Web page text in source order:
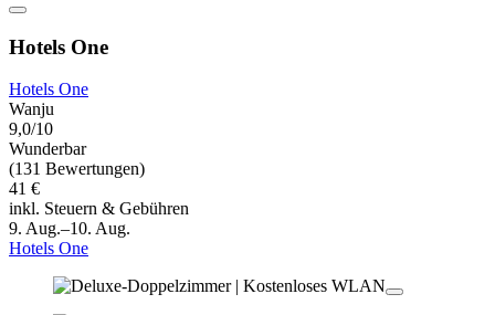
Hotels One
Hotels One
Wanju
9,0/10
Wunderbar
(131 Bewertungen)
41 €
inkl. Steuern & Gebühren
9. Aug.–10. Aug.
Hotels One